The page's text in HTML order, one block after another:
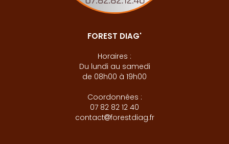
FOREST DIAG'
Horaires :
Du lundi au samedi
de 08h00 à 19h00
Coordonnées :
07 82 82 12 40
contact
forestdiag.fr